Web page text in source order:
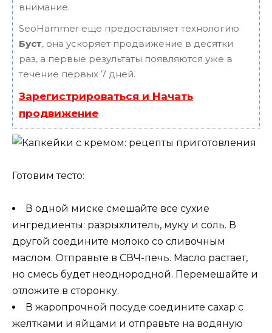
внимание.
SeoHammer еще предоставляет технологию
Буст, она ускоряет продвижение в десятки
раз, а первые результаты появляются уже в
течение первых 7 дней.
Зарегистрироваться и Начать
продвижение
Готовим тесто:
В одной миске смешайте все сухие
ингредиенты: разрыхлитель, муку и соль. В
другой соедините молоко со сливочным
маслом. Отправьте в СВЧ-печь. Масло растает,
но смесь будет неоднородной. Перемешайте и
отложите в сторонку.
В жаропрочной посуде соедините сахар с
желтками и яйцами и отправьте на водяную